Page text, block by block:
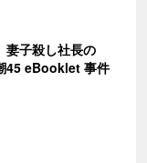
妻子殺し社長の
45 eBooklet 事件